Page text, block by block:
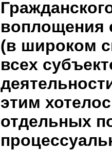
воплощения
(в широком
всех
этим
отдельных